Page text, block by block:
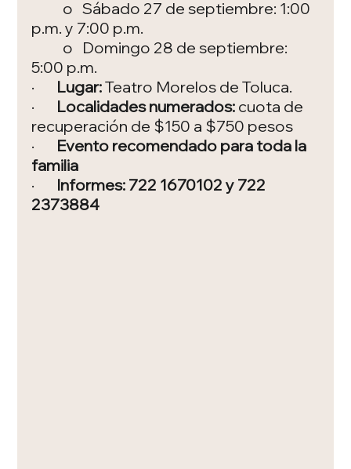
p.m. y 7:00 p.m.
5:00 p.m.
· Lugar: Teatro Morelos de Toluca.
· Localidades numerados: cuota de
recuperación de $150 a $750 pesos
· Evento recomendado para toda la
familia
· Informes: 722 1670102 y 722
2373884